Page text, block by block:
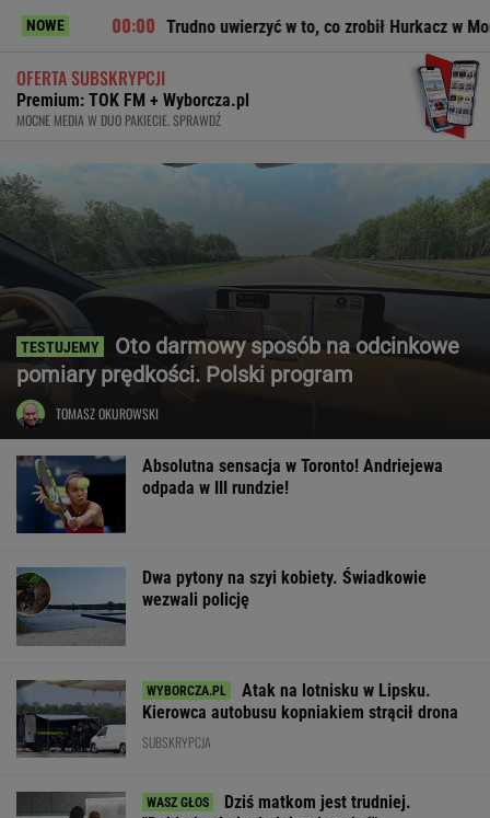
NOWE
Trudno uwierzyć w to, co zrobił Hurkacz w Montrealu. Miał już
OFERTA SUBSKRYPCJI
Premium: TOK FM + Wyborcza.pl
MOCNE MEDIA W DUO PAKIECIE. SPRAWDŹ
Oto darmowy sposób na odcinkowe
pomiary prędkości. Polski program
TOMASZ OKUROWSKI
Absolutna sensacja w Toronto! Andriejewa
odpada w III rundzie!
Dwa pytony na szyi kobiety. Świadkowie
wezwali policję
Atak na lotnisku w Lipsku.
Kierowca autobusu kopniakiem strącił drona
SUBSKRYPCJA
Dziś matkom jest trudniej.